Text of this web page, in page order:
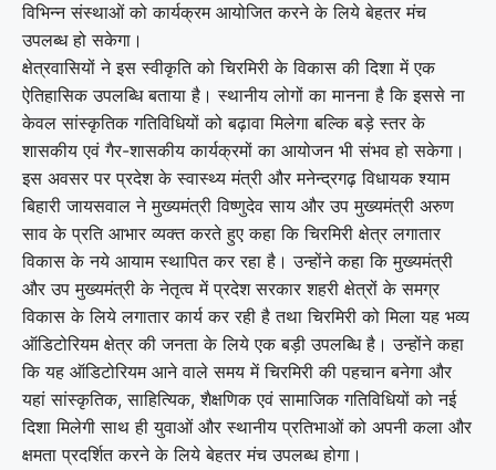
विभिन्न संस्थाओं को कार्यक्रम आयोजित करने के लिये बेहतर मंच
उपलब्ध हो सकेगा।
क्षेत्रवासियों ने इस स्वीकृति को चिरमिरी के विकास की दिशा में एक
ऐतिहासिक उपलब्धि बताया है। स्थानीय लोगों का मानना है कि इससे ना
केवल सांस्कृतिक गतिविधियों को बढ़ावा मिलेगा बल्कि बड़े स्तर के
शासकीय एवं गैर-शासकीय कार्यक्रमों का आयोजन भी संभव हो सकेगा।
इस अवसर पर प्रदेश के स्वास्थ्य मंत्री और मनेन्द्रगढ़ विधायक श्याम
बिहारी जायसवाल ने मुख्यमंत्री विष्णुदेव साय और उप मुख्यमंत्री अरुण
साव के प्रति आभार व्यक्त करते हुए कहा कि चिरमिरी क्षेत्र लगातार
विकास के नये आयाम स्थापित कर रहा है। उन्होंने कहा कि मुख्यमंत्री
और उप मुख्यमंत्री के नेतृत्व में प्रदेश सरकार शहरी क्षेत्रों के समग्र
विकास के लिये लगातार कार्य कर रही है तथा चिरमिरी को मिला यह भव्य
ऑडिटोरियम क्षेत्र की जनता के लिये एक बड़ी उपलब्धि है। उन्होंने कहा
कि यह ऑडिटोरियम आने वाले समय में चिरमिरी की पहचान बनेगा और
यहां सांस्कृतिक, साहित्यिक, शैक्षणिक एवं सामाजिक गतिविधियों को नई
दिशा मिलेगी साथ ही युवाओं और स्थानीय प्रतिभाओं को अपनी कला और
क्षमता प्रदर्शित करने के लिये बेहतर मंच उपलब्ध होगा।